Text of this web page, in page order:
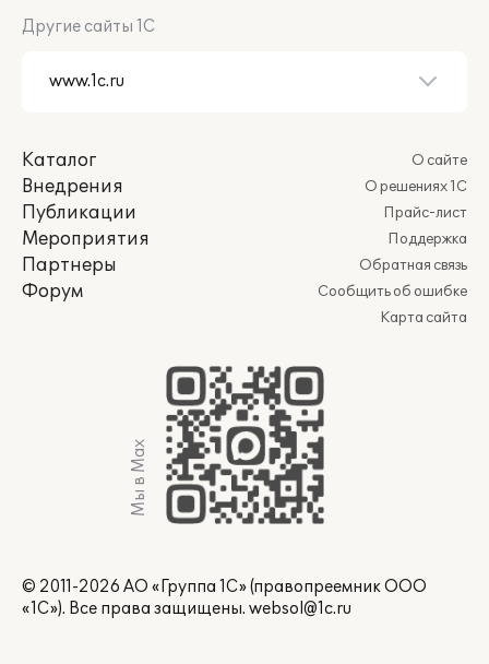
Другие сайты 1С
Каталог
Внедрения
Публикации
Мероприятия
Партнеры
Форум
О сайте
О решениях 1С
Прайс-лист
Поддержка
Обратная связь
Сообщить об ошибке
Карта сайта
Мы в Max
© 2011-2026 АО «Группа 1С» (правопреемник ООО
«1С»). Все права защищены. websol@1c.ru